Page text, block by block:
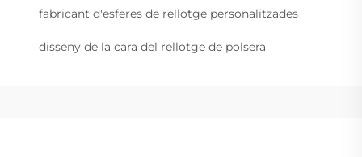
fabricant d'esferes de rellotge personalitzades
disseny de la cara del rellotge de polsera